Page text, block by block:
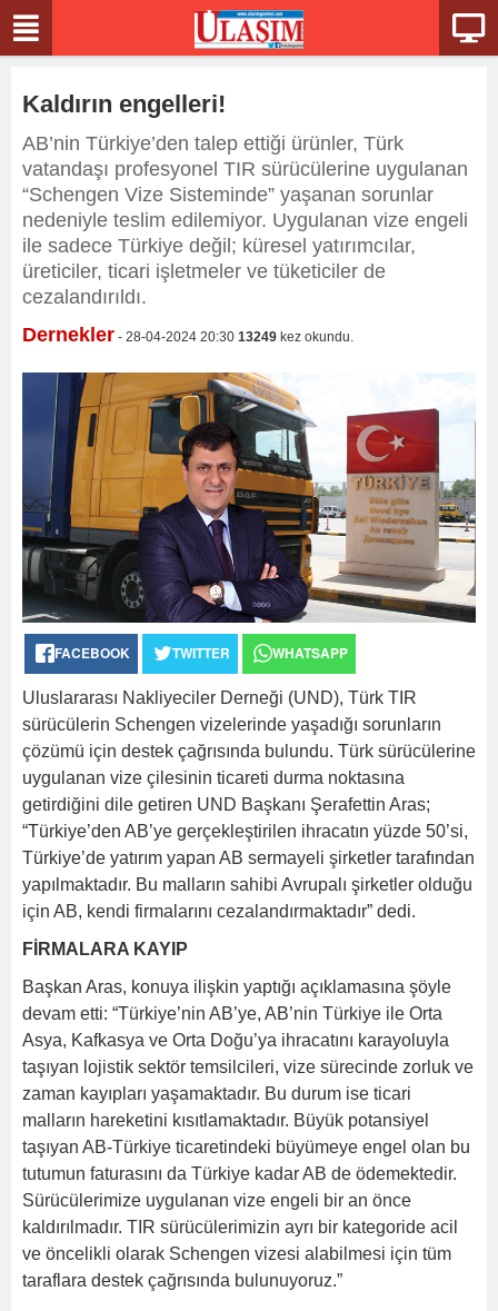
Kaldırın engelleri!
AB’nin Türkiye’den talep ettiği ürünler, Türk
vatandaşı profesyonel TIR sürücülerine uygulanan
“Schengen Vize Sisteminde” yaşanan sorunlar
nedeniyle teslim edilemiyor. Uygulanan vize engeli
ile sadece Türkiye değil; küresel yatırımcılar,
üreticiler, ticari işletmeler ve tüketiciler de
cezalandırıldı.
Dernekler - 28-04-2024 20:30 13249 kez okundu.
FACEBOOK TWITTER WHATSAPP
Uluslararası Nakliyeciler Derneği (UND), Türk TIR
sürücülerin Schengen vizelerinde yaşadığı sorunların
çözümü için destek çağrısında bulundu. Türk sürücülerine
uygulanan vize çilesinin ticareti durma noktasına
getirdiğini dile getiren UND Başkanı Şerafettin Aras;
“Türkiye’den AB’ye gerçekleştirilen ihracatın yüzde 50’si,
Türkiye’de yatırım yapan AB sermayeli şirketler tarafından
yapılmaktadır. Bu malların sahibi Avrupalı şirketler olduğu
için AB, kendi firmalarını cezalandırmaktadır” dedi.
FİRMALARA KAYIP
Başkan Aras, konuya ilişkin yaptığı açıklamasına şöyle
devam etti: “Türkiye’nin AB’ye, AB’nin Türkiye ile Orta
Asya, Kafkasya ve Orta Doğu’ya ihracatını karayoluyla
taşıyan lojistik sektör temsilcileri, vize sürecinde zorluk ve
zaman kayıpları yaşamaktadır. Bu durum ise ticari
malların hareketini kısıtlamaktadır. Büyük potansiyel
taşıyan AB-Türkiye ticaretindeki büyümeye engel olan bu
tutumun faturasını da Türkiye kadar AB de ödemektedir.
Sürücülerimize uygulanan vize engeli bir an önce
kaldırılmadır. TIR sürücülerimizin ayrı bir kategoride acil
ve öncelikli olarak Schengen vizesi alabilmesi için tüm
taraflara destek çağrısında bulunuyoruz.”